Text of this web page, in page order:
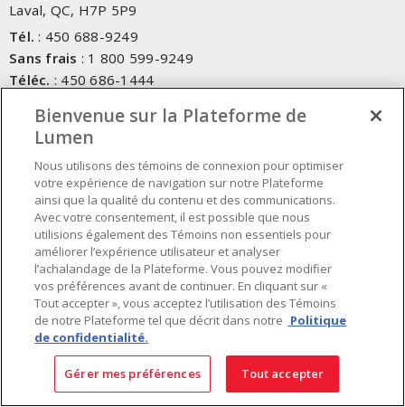
Laval, QC, H7P 5P9
Tél. : 450 688-9249
Sans frais : 1 800 599-9249
Téléc. : 450 686-1444
bureau - 17h00 et 7h00, Frais applicables)
Fait au Canada avec des composants canadiens et importés
INSCRIVEZ-VOUS À L'INFOLETTRE
Obtenez des informations à jour sur les offres de Lumen
Bienvenue sur la Plateforme de
Lumen
Nous utilisons des témoins de connexion pour optimiser
votre expérience de navigation sur notre Plateforme
ainsi que la qualité du contenu et des communications.
Avec votre consentement, il est possible que nous
utilisions également des Témoins non essentiels pour
améliorer l’expérience utilisateur et analyser
l’achalandage de la Plateforme. Vous pouvez modifier
vos préférences avant de continuer. En cliquant sur «
Tout accepter », vous acceptez l’utilisation des Témoins
de notre Plateforme tel que décrit dans notre Politique
de confidentialité.
Gérer mes préférences Tout accepter